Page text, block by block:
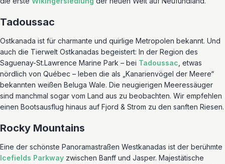
Tadoussac
Ostkanada ist für charmante und quirlige Metropolen bekannt. Und
auch die Tierwelt Ostkanadas begeistert: In der Region des
Saguenay-St.Lawrence Marine Park – bei Tadoussac , etwas
nördlich von Québec – leben die als „Kanarienvögel der Meere“
bekannten weißen Beluga Wale. Die neugierigen Meeressäuger
sind manchmal sogar vom Land aus zu beobachten. Wir empfehlen
einen Bootsausflug hinaus auf Fjord & Strom zu den sanften Riesen.
Rocky Mountains
Eine der schönste Panoramastraßen Westkanadas ist der berühmte
Icefields Parkway zwischen Banff und Jasper. Majestätische